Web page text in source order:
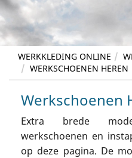
WERKKLEDING ONLINE
WERKSCHOENEN HEREN
Werkschoenen
Extra brede
werkschoenen en
op deze pagina. De